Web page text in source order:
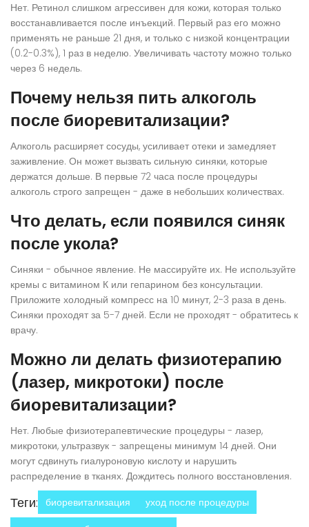
Нет. Ретинол слишком агрессивен для кожи, которая только
восстанавливается после инъекций. Первый раз его можно
применять не раньше 21 дня, и только с низкой концентрации
(0.2-0.3%), 1 раз в неделю. Увеличивать частоту можно только
через 6 недель.
Почему нельзя пить алкоголь
после биоревитализации?
Алкоголь расширяет сосуды, усиливает отеки и замедляет
заживление. Он может вызвать сильную синяки, которые
держатся дольше. В первые 72 часа после процедуры
алкоголь строго запрещен - даже в небольших количествах.
Что делать, если появился синяк
после укола?
Синяки - обычное явление. Не массируйте их. Не используйте
кремы с витамином К или гепарином без консультации.
Приложите холодный компресс на 10 минут, 2-3 раза в день.
Синяки проходят за 5-7 дней. Если не проходят - обратитесь к
врачу.
Можно ли делать физиотерапию
(лазер, микротоки) после
биоревитализации?
Нет. Любые физиотерапевтические процедуры - лазер,
микротоки, ультразвук - запрещены минимум 14 дней. Они
могут сдвинуть гиалуроновую кислоту и нарушить
распределение в тканях. Дождитесь полного восстановления.
Теги: биоревитализация
уход после процедуры